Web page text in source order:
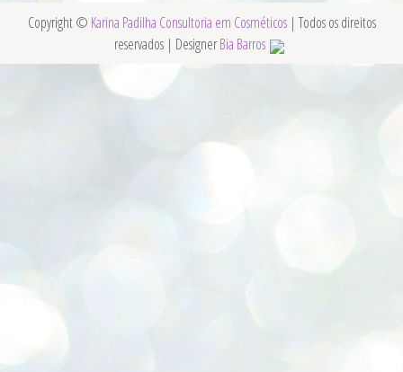
Copyright © Karina Padilha Consultoria em Cosméticos | Todos os direitos
reservados | DesignerBia Barros